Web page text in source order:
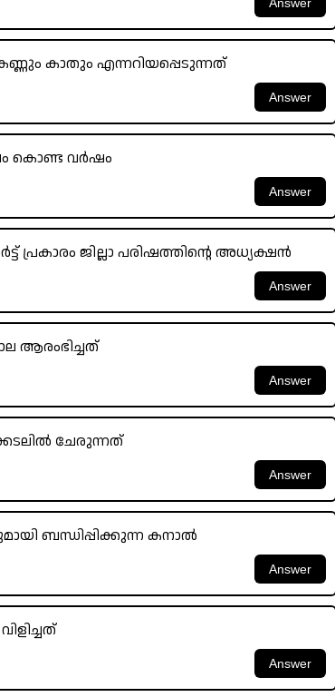
കാതും എന്നറിയപ്പെടുന്നത്
കൊണ്ട വർഷം
പ്രകാരം ജില്ലാ പരിഷത്തിന്റെ അധ്യക്ഷൻ
ആരംഭിച്ചത്
ചേരുന്നത്
ബന്ധിപ്പിക്കുന്ന കനാൽ